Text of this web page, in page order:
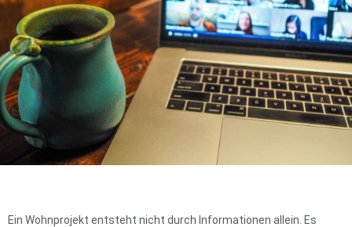
Ein Wohnprojekt entsteht nicht durch Informationen allein. Es